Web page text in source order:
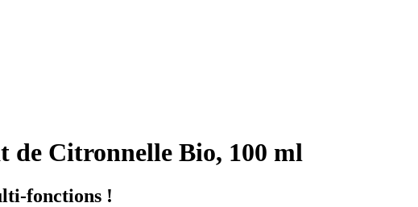
de Citronnelle Bio, 100 ml
fonctions !